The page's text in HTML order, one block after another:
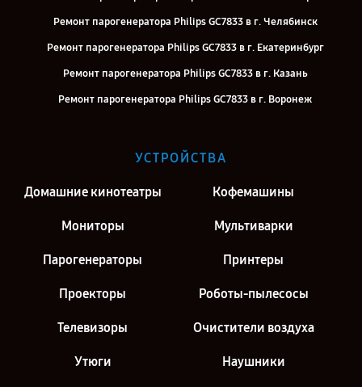
Ремонт парогенератора Philips GC7833 в г. Челябинск
Ремонт парогенератора Philips GC7833 в г. Екатеринбург
Ремонт парогенератора Philips GC7833 в г. Казань
Ремонт парогенератора Philips GC7833 в г. Воронеж
Ремонт парогенератора Philips GC7833 в г. Киров
УСТРОЙСТВА
Домашние кинотеатры Кофемашины
Мониторы Мультиварки
Парогенераторы Принтеры
Проекторы Роботы-пылесосы
Телевизоры Очистители воздуха
Утюги Наушники